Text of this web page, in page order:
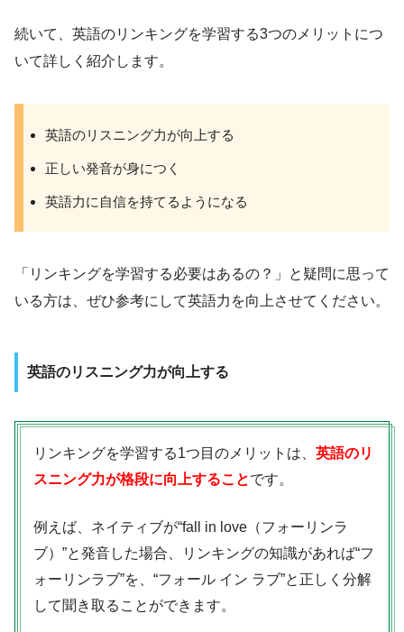
続いて、英語のリンキングを学習する3つのメリットにつ
いて詳しく紹介します。
英語のリスニング力が向上する
正しい発音が身につく
英語力に自信を持てるようになる
「リンキングを学習する必要はあるの？」と疑問に思って
いる方は、ぜひ参考にして英語力を向上させてください。
英語のリスニング力が向上する
リンキングを学習する1つ目のメリットは、 英語のリ
スニング力が格段に向上することです。
例えば、ネイティブが“fall in love（フォーリンラ
ブ）”と発音した場合、リンキングの知識があれば“フ
ォーリンラブ”を、“フォール イン ラブ”と正しく分解
して聞き取ることができます。